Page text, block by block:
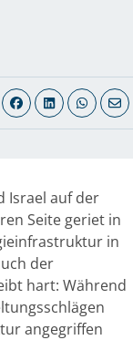
Israel auf der
Seite geriet in
in
der
hart: Während
angegriffen